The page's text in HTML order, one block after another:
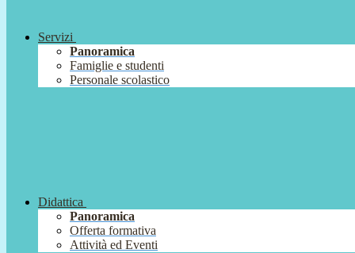
Servizi
Panoramica
Famiglie e studenti
Personale scolastico
Didattica
Panoramica
Offerta formativa
Attività ed Eventi